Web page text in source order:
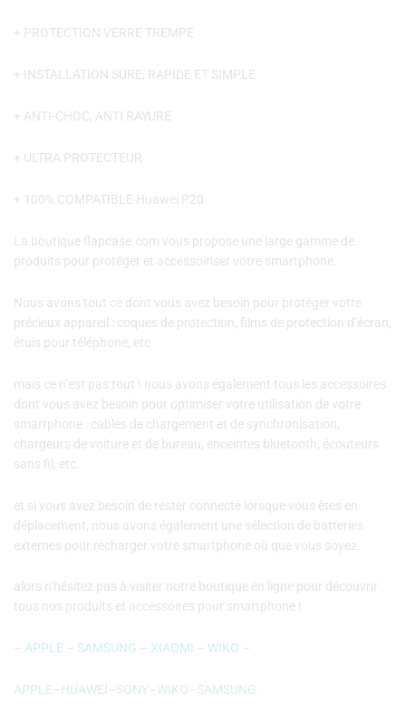
+ PROTECTION VERRE TREMPE
+ INSTALLATION SURE, RAPIDE ET SIMPLE
+ ANTI-CHOC, ANTI RAYURE
+ ULTRA PROTECTEUR
+ 100% COMPATIBLE Huawei P20
La boutique flapcase.com vous propose une large gamme de
produits pour protéger et accessoiriser votre smartphone.
Nous avons tout ce dont vous avez besoin pour protéger votre
précieux appareil : coques de protection, films de protection d’écran,
étuis pour téléphone, etc.
mais ce n’est pas tout ! nous avons également tous les accessoires
dont vous avez besoin pour optimiser votre utilisation de votre
smartphone : cables de chargement et de synchronisation,
chargeurs de voiture et de bureau, enceintes bluetooth, écouteurs
sans fil, etc.
et si vous avez besoin de rester connecté lorsque vous êtes en
déplacement, nous avons également une sélection de batteries
externes pour recharger votre smartphone où que vous soyez.
alors n’hésitez pas à visiter notre boutique en ligne pour découvrir
tous nos produits et accessoires pour smartphone !
– APPLE – SAMSUNG – XIAOMI – WIKO –
APPLE–HUAWEI–SONY–WIKO–SAMSUNG